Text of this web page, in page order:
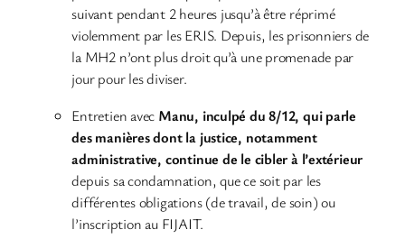
suivant pendant 2 heures jusqu’à être réprimé
violemment par les ERIS. Depuis, les prisonniers de
la MH2 n’ont plus droit qu’à une promenade par
jour pour les diviser.
Entretien avec Manu, inculpé du 8/12, qui parle
des manières dont la justice, notamment
administrative, continue de le cibler à l’extérieur
depuis sa condamnation, que ce soit par les
différentes obligations (de travail, de soin) ou
l’inscription au FIJAIT.